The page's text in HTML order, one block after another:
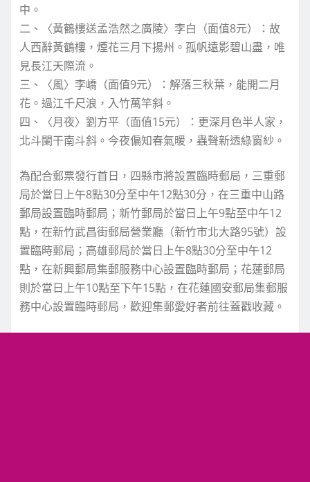
中。
二、〈黃鶴樓送孟浩然之廣陵〉李白（面值8元）：故
人西辭黃鶴樓，煙花三月下揚州。孤帆遠影碧山盡，唯
見長江天際流。
三、〈風〉李嶠（面值9元）：解落三秋葉，能開二月
花。過江千尺浪，入竹萬竿斜。
四、〈月夜〉劉方平（面值15元）：更深月色半人家，
北斗闌干南斗斜。今夜偏知春氣暖，蟲聲新透綠窗紗。
為配合郵票發行首日，四縣市將設置臨時郵局，三重郵
局於當日上午8點30分至中午12點30分，在三重中山路
郵局設置臨時郵局；新竹郵局於當日上午9點至中午12
點，在新竹武昌街郵局營業廳（新竹市北大路95號）設
置臨時郵局；高雄郵局於當日上午8點30分至中午12
點，在新興郵局集郵服務中心設置臨時郵局；花蓮郵局
則於當日上午10點至下午15點，在花蓮國安郵局集郵服
務中心設置臨時郵局，歡迎集郵愛好者前往蓋戳收藏。